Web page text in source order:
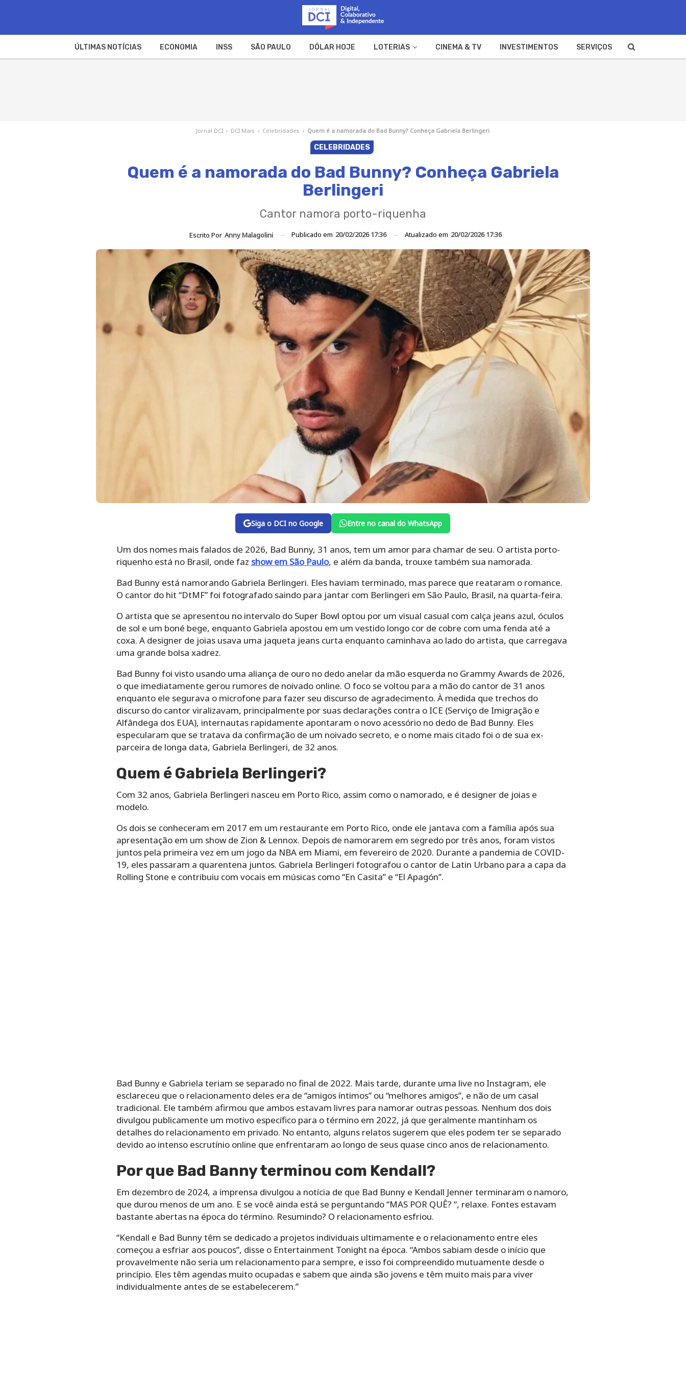
ÚLTIMAS NOTÍCIAS ECONOMIA INSS SÃO PAULO DÓLAR HOJE LOTERIAS CINEMA & TV INVESTIMENTOS SERVIÇOS
Jornal DCI › DCI Mais › Celebridades › Quem é a namorada do Bad Bunny? Conheça Gabriela Berlingeri
CELEBRIDADES
Quem é a namorada do Bad Bunny? Conheça Gabriela
Berlingeri
Cantor namora porto-riquenha
Escrito Por Anny Malagolini Publicado em 20/02/2026 17:36 Atualizado em 20/02/2026 17:36
Siga o DCI no Google Entre no canal do WhatsApp
Um dos nomes mais falados de 2026, Bad Bunny, 31 anos, tem um amor para chamar de seu. O artista porto-
riquenho está no Brasil, onde faz show em São Paulo, e além da banda, trouxe também sua namorada.
Bad Bunny está namorando Gabriela Berlingeri. Eles haviam terminado, mas parece que reataram o romance.
O cantor do hit “DtMF” foi fotografado saindo para jantar com Berlingeri em São Paulo, Brasil, na quarta-feira.
O artista que se apresentou no intervalo do Super Bowl optou por um visual casual com calça jeans azul, óculos
de sol e um boné bege, enquanto Gabriela apostou em um vestido longo cor de cobre com uma fenda até a
coxa. A designer de joias usava uma jaqueta jeans curta enquanto caminhava ao lado do artista, que carregava
uma grande bolsa xadrez.
Bad Bunny foi visto usando uma aliança de ouro no dedo anelar da mão esquerda no Grammy Awards de 2026,
o que imediatamente gerou rumores de noivado online. O foco se voltou para a mão do cantor de 31 anos
enquanto ele segurava o microfone para fazer seu discurso de agradecimento. À medida que trechos do
discurso do cantor viralizavam, principalmente por suas declarações contra o ICE (Serviço de Imigração e
Alfândega dos EUA), internautas rapidamente apontaram o novo acessório no dedo de Bad Bunny. Eles
especularam que se tratava da confirmação de um noivado secreto, e o nome mais citado foi o de sua ex-
parceira de longa data, Gabriela Berlingeri, de 32 anos.
Quem é Gabriela Berlingeri?
Com 32 anos, Gabriela Berlingeri nasceu em Porto Rico, assim como o namorado, e é designer de joias e
modelo.
Os dois se conheceram em 2017 em um restaurante em Porto Rico, onde ele jantava com a família após sua
apresentação em um show de Zion & Lennox. Depois de namorarem em segredo por três anos, foram vistos
juntos pela primeira vez em um jogo da NBA em Miami, em fevereiro de 2020. Durante a pandemia de COVID-
19, eles passaram a quarentena juntos. Gabriela Berlingeri fotografou o cantor de Latin Urbano para a capa da
Rolling Stone e contribuiu com vocais em músicas como “En Casita” e “El Apagón”.
Bad Bunny e Gabriela teriam se separado no final de 2022. Mais tarde, durante uma live no Instagram, ele
esclareceu que o relacionamento deles era de “amigos íntimos” ou “melhores amigos”, e não de um casal
tradicional. Ele também afirmou que ambos estavam livres para namorar outras pessoas. Nenhum dos dois
divulgou publicamente um motivo específico para o término em 2022, já que geralmente mantinham os
detalhes do relacionamento em privado. No entanto, alguns relatos sugerem que eles podem ter se separado
devido ao intenso escrutínio online que enfrentaram ao longo de seus quase cinco anos de relacionamento.
Por que Bad Banny terminou com Kendall?
Em dezembro de 2024, a imprensa divulgou a notícia de que Bad Bunny e Kendall Jenner terminaram o namoro,
que durou menos de um ano. E se você ainda está se perguntando “MAS POR QUÊ? “, relaxe. Fontes estavam
bastante abertas na época do término. Resumindo? O relacionamento esfriou.
“Kendall e Bad Bunny têm se dedicado a projetos individuais ultimamente e o relacionamento entre eles
começou a esfriar aos poucos”, disse o Entertainment Tonight na época. “Ambos sabiam desde o início que
provavelmente não seria um relacionamento para sempre, e isso foi compreendido mutuamente desde o
princípio. Eles têm agendas muito ocupadas e sabem que ainda são jovens e têm muito mais para viver
individualmente antes de se estabelecerem.”